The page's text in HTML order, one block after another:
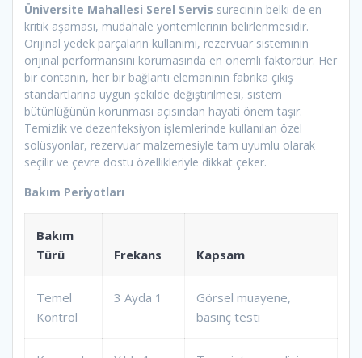
Üniversite Mahallesi Serel Servis sürecinin belki de en
kritik aşaması, müdahale yöntemlerinin belirlenmesidir.
Orijinal yedek parçaların kullanımı, rezervuar sisteminin
orijinal performansını korumasında en önemli faktördür. Her
bir contanın, her bir bağlantı elemanının fabrika çıkış
standartlarına uygun şekilde değiştirilmesi, sistem
bütünlüğünün korunması açısından hayati önem taşır.
Temizlik ve dezenfeksiyon işlemlerinde kullanılan özel
solüsyonlar, rezervuar malzemesiyle tam uyumlu olarak
seçilir ve çevre dostu özellikleriyle dikkat çeker.
Bakım Periyotları
Bakım
Türü
Frekans Kapsam
Temel
Kontrol
3 Ayda 1
Görsel muayene,
basınç testi